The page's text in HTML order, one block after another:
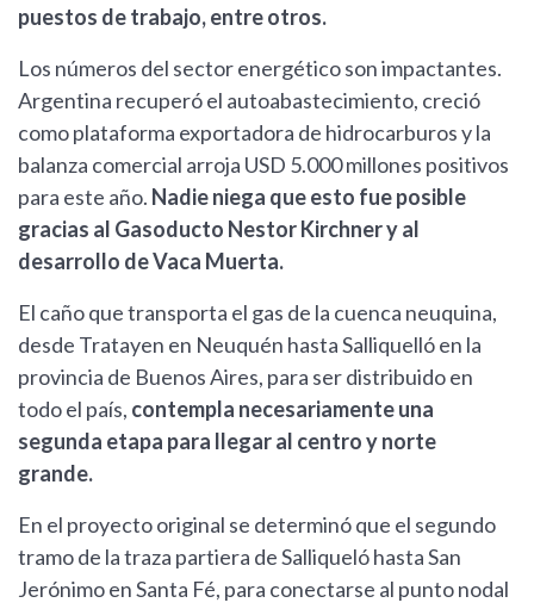
puestos de trabajo, entre otros.
Los números del sector energético son impactantes.
Argentina recuperó el autoabastecimiento, creció
como plataforma exportadora de hidrocarburos y la
balanza comercial arroja USD 5.000 millones positivos
para este año. Nadie niega que esto fue posible
gracias al Gasoducto Nestor Kirchner y al
desarrollo de Vaca Muerta.
El caño que transporta el gas de la cuenca neuquina,
desde Tratayen en Neuquén hasta Salliquelló en la
provincia de Buenos Aires, para ser distribuido en
todo el país, contempla necesariamente una
segunda etapa para llegar al centro y norte
grande.
En el proyecto original se determinó que el segundo
tramo de la traza partiera de Salliqueló hasta San
Jerónimo en Santa Fé, para conectarse al punto nodal